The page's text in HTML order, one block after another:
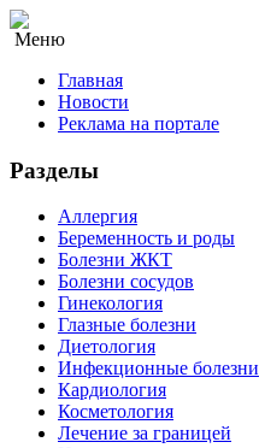
Меню
Главная
Новости
Реклама на портале
Разделы
Аллергия
Беременность и роды
Болезни ЖКТ
Болезни сосудов
Гинекология
Глазные болезни
Диетология
Инфекционные болезни
Кардиология
Косметология
Лечение за границей